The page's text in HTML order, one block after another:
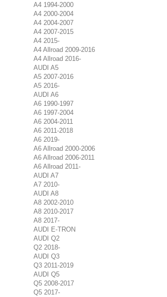
A4 1994-2000
A4 2000-2004
A4 2004-2007
A4 2007-2015
A4 2015-
A4 Allroad 2009-2016
A4 Allroad 2016-
AUDI A5
A5 2007-2016
A5 2016-
AUDI A6
A6 1990-1997
A6 1997-2004
A6 2004-2011
A6 2011-2018
A6 2019-
A6 Allroad 2000-2006
A6 Allroad 2006-2011
A6 Allroad 2011-
AUDI A7
A7 2010-
AUDI A8
A8 2002-2010
A8 2010-2017
A8 2017-
AUDI E-TRON
AUDI Q2
Q2 2018-
AUDI Q3
Q3 2011-2019
AUDI Q5
Q5 2008-2017
Q5 2017-